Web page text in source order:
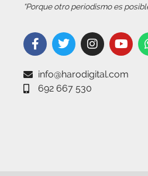
“Porque otro periodismo es
info@harodigital.com
692 667 530